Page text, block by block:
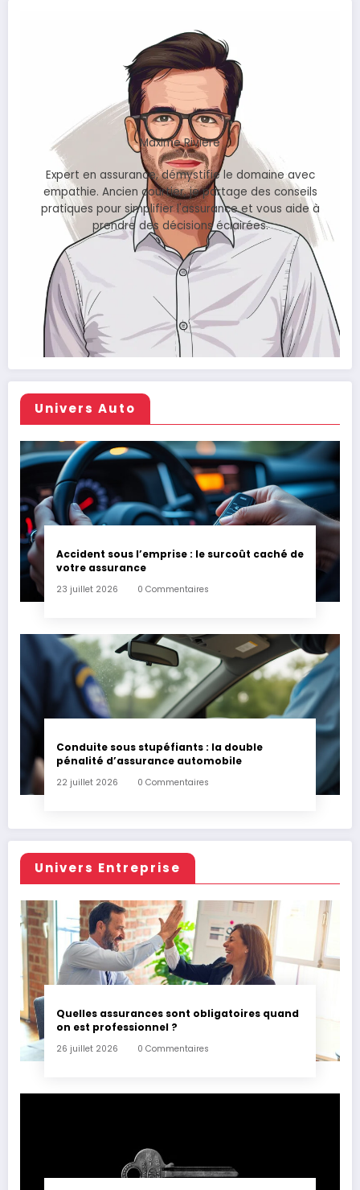
Maxime Rivière
Expert en assurance, démystifie le domaine avec
empathie. Ancien courtier, je partage des conseils
pratiques pour simplifier l'assurance et vous aide à
prendre des décisions éclairées.
Univers Auto
Accident sous l’emprise : le surcoût caché de
votre assurance
23 juillet 2026 0 Commentaires
Conduite sous stupéfiants : la double
pénalité d’assurance automobile
22 juillet 2026 0 Commentaires
Univers Entreprise
Quelles assurances sont obligatoires quand
on est professionnel ?
26 juillet 2026 0 Commentaires